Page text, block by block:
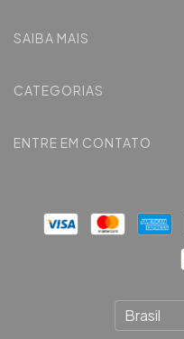
SAIBA MAIS
CATEGORIAS
ENTRE EM CONTATO